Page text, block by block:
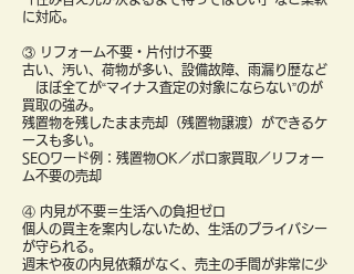
に対応。
③ リフォーム不要・片付け不要
古い、汚い、荷物が多い、設備故障、雨漏り歴など
ほぼ全てが“マイナス査定の対象にならない”のが
買取の強み。
残置物を残したまま売却（残置物譲渡）ができるケ
ースも多い。
SEOワード例：残置物OK／ボロ家買取／リフォー
ム不要の売却
④ 内見が不要＝生活への負担ゼロ
個人の買主を案内しないため、生活のプライバシー
が守られる。
週末や夜の内見依頼がなく、売主の手間が非常に少